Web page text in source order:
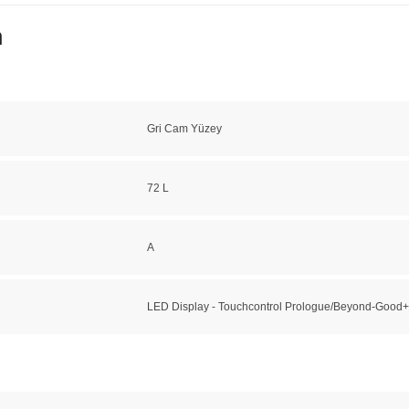
Gri Cam Yüzey
72 L
A
LED Display - Touchcontrol Prologue/Beyond-